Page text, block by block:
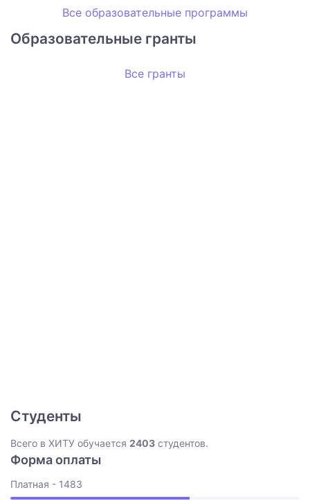
Все образовательные программы
Образовательные гранты
Все гранты
Студенты
Всего в ХИТУ обучается 2403 студентов.
Форма оплаты
Платная - 1483